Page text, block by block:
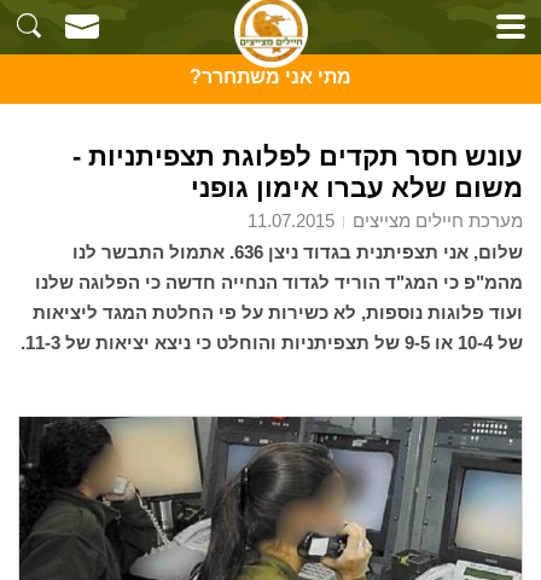
מתי אני משתחרר?
עונש חסר תקדים לפלוגת תצפיתניות -
משום שלא עברו אימון גופני
מערכת חיילים מצייצים
שלום, אני תצפיתנית בגדוד ניצן 636. אתמול התבשר לנו
מהמ"פ כי המג"ד הוריד לגדוד הנחייה חדשה כי הפלוגה שלנו
ועוד פלוגות נוספות, לא כשירות על פי החלטת המגד ליציאות
של 10-4 או 9-5 של תצפיתניות והוחלט כי ניצא יציאות של 11-3.